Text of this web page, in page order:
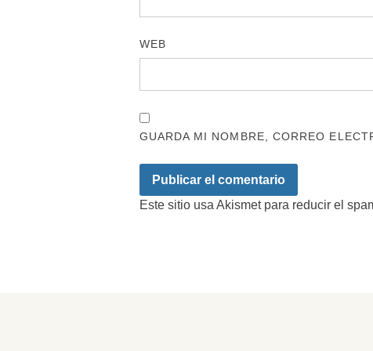
WEB
GUARDA MI NOMBRE, CORREO
Este sitio usa Akismet para reducir el